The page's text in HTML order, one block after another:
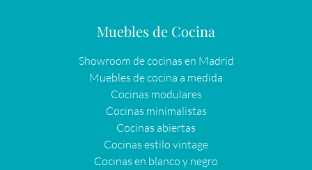
Muebles de Cocina
Showroom de cocinas en Madrid
Muebles de cocina a medida
Cocinas modulares
Cocinas minimalistas
Cocinas abiertas
Cocinas estilo vintage
Cocinas en blanco y negro